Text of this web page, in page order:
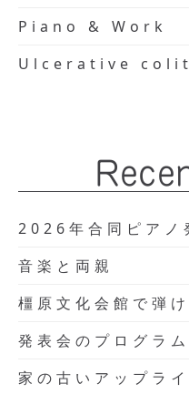
Piano & Work
Ulcerative
2026年合同ピアノ
音楽と両親
橿原文化会館で弾け
発表会のプログラ
家の古いアップラ